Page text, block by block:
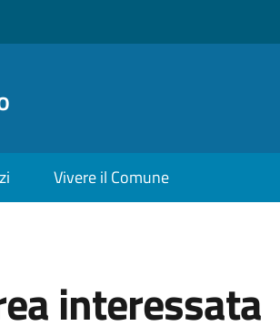
Vivere il Comune
interessata